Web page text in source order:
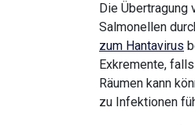
Die Übertragung
Salmonellen
zum Hantavirus
Exkremente,
Räumen kann
zu Infektionen